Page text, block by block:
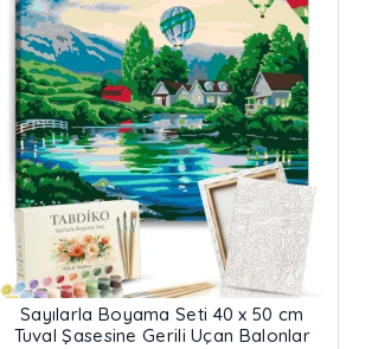
Sayılarla Boyama Seti 40 x 50 cm
Tuval Şasesine Gerili Uçan Balonlar